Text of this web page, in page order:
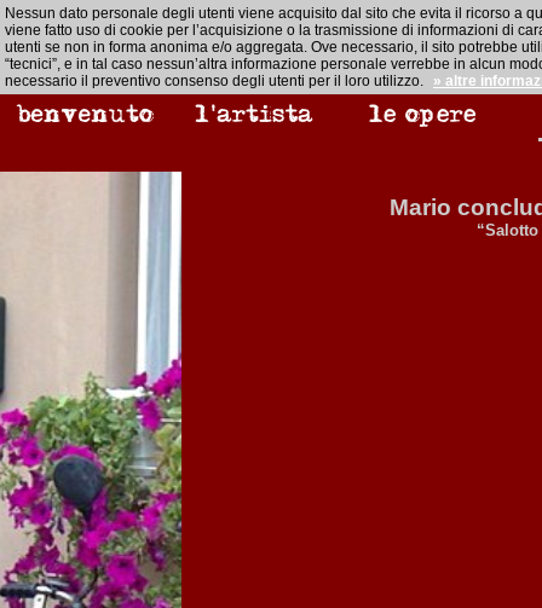
Mario
Nessun dato personale degli utenti viene acquisito dal sito che evita il ricorso a
viene fatto uso di cookie per l’acquisizione o la trasmissione di informazioni di
utenti se non in forma anonima e/o aggregata. Ove necessario, il sito potrebbe
“tecnici”, e in tal caso nessun’altra informazione personale verrebbe in alcun
necessario il preventivo consenso degli utenti per il loro utilizzo.
» altre